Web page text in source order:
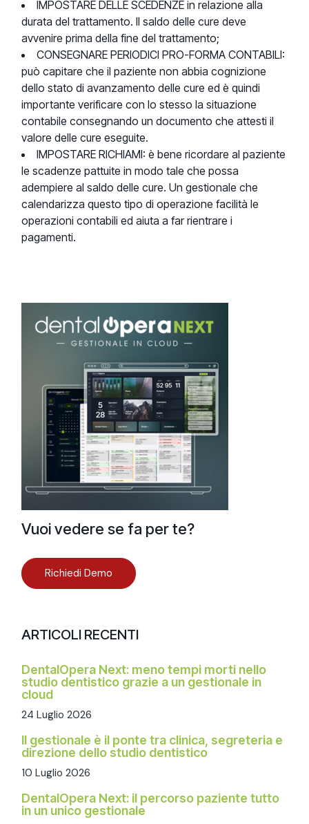
IMPOSTARE DELLE SCEDENZE in relazione alla
durata del trattamento. Il saldo delle cure deve
avvenire prima della fine del trattamento;
CONSEGNARE PERIODICI PRO-FORMA CONTABILI:
può capitare che il paziente non abbia cognizione
dello stato di avanzamento delle cure ed è quindi
importante verificare con lo stesso la situazione
contabile consegnando un documento che attesti il
valore delle cure eseguite.
IMPOSTARE RICHIAMI: è bene ricordare al paziente
le scadenze pattuite in modo tale che possa
adempiere al saldo delle cure. Un gestionale che
calendarizza questo tipo di operazione facilità le
operazioni contabili ed aiuta a far rientrare i
pagamenti.
Vuoi vedere se fa per te?
Richiedi Demo
ARTICOLI RECENTI
DentalOpera Next: meno tempi morti nello
studio dentistico grazie a un gestionale in
cloud
24 Luglio 2026
Il gestionale è il ponte tra clinica, segreteria e
direzione dello studio dentistico
10 Luglio 2026
DentalOpera Next: il percorso paziente tutto
in un unico gestionale